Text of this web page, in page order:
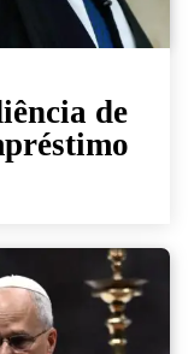
de